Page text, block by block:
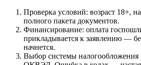
Проверка условий: возраст 18+,
полного пакета документов.
Финансирование: оплата
прикладывается к заявлению —
начнется.
Выбор системы налогообложения